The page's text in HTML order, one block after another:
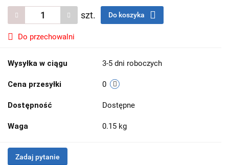
szt. Do koszyka
Do przechowalni
Wysyłka w ciągu 3-5 dni roboczych
Cena przesyłki 0
Dostępność Dostępne
Waga 0.15 kg
Zadaj pytanie